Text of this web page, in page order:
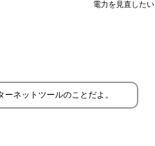
電力を見直したい
ネットツールのことだよ。